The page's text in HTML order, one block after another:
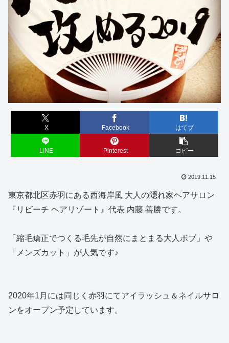
X Facebook はてブ
LINE Pinterest コピー
2019.11.15
東京都北区赤羽にある西海岸風 大人の隠れ家ヘアサロン
『リビーチ ヘアリゾート』代表 内藤 善勝です。
「縮毛矯正でつくる毛先が自然にまとまる大人ボブ」や
「メンズカット」が人気です♪
2020年1月には同じく赤羽にてアイラッシュ＆ネイルサロ
ンをオープン予定しています。